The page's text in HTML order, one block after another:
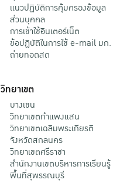
แนวปฏิบัติการคุ้มครองข้อมูล
ส่วนบุคคล
การเข้าใช้อินเตอร์เน็ต
ข้อปฏิบัติในการใช้ e-mail มก.
ถ่ายทอดสด
วิทยาเขต
บางเขน
วิทยาเขตกําแพงแสน
วิทยาเขตเฉลิมพระเกียรติ
จังหวัดสกลนคร
วิทยาเขตศรีราชา
สำนักงานเขตบริหารการเรียนรู้
พื้นที่สุพรรณบุรี